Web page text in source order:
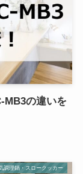
MB3の違いを
調理鍋・スロークッカー